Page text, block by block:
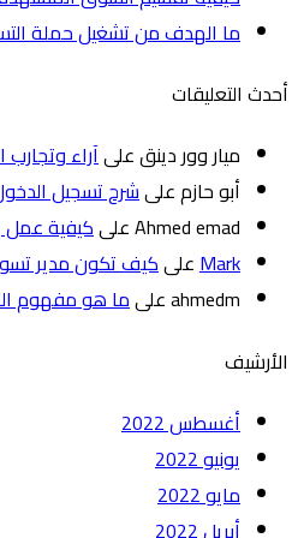
ما الهدف من تشغيل حملة
أحدث التعليقات
ميار وور دينقعلىآراء
أبو حازمعلىشرح تسجيل
Ahmed emadعلىكيفية
Markعلىكيف تكون مدير
ahmedmعلىما هو مفهوم
الأرشيف
أغسطس 2022
يونيو 2022
مايو 2022
أبريل 2022